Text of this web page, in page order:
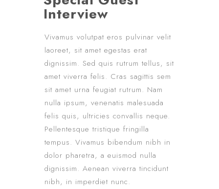
Interview
Vivamus volutpat eros pulvinar velit
laoreet, sit amet egestas erat
dignissim. Sed quis rutrum tellus, sit
amet viverra felis. Cras sagittis sem
sit amet urna feugiat rutrum. Nam
nulla ipsum, venenatis malesuada
felis quis, ultricies convallis neque.
Pellentesque tristique fringilla
tempus. Vivamus bibendum nibh in
dolor pharetra, a euismod nulla
dignissim. Aenean viverra tincidunt
nibh, in imperdiet nunc.